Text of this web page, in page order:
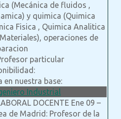
(Mecánica de fluidos ,
y quimica (Quimica
Fisica , Quimica Analitica
operaciones de
particular
en nuestra base:
Industrial
DOCENTE Ene 09 –
de Madrid: Profesor de la